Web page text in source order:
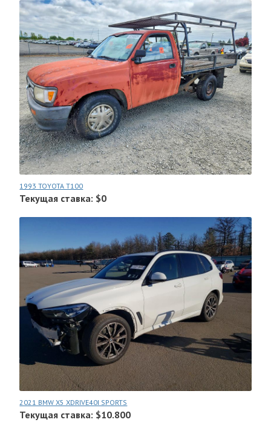
1993 TOYOTA T100
Текущая ставка: $0
2021 BMW X5 XDRIVE40I SPORTS
Текущая ставка: $10.800